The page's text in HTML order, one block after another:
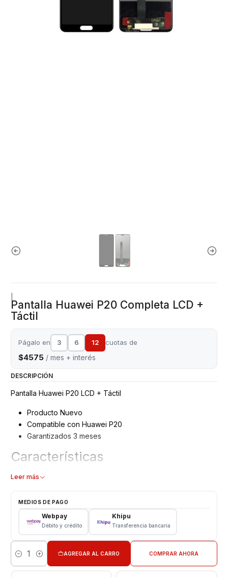
Pantalla Huawei P20 Completa LCD +
Táctil
Págalo en 3 6 12 cuotas de
$4575 / mes + interés
DESCRIPCIÓN
Pantalla Huawei P20 LCD + Táctil
Producto Nuevo
Compatible con Huawei P20
Garantizados 3 meses
Características
Pantalla Huawei
Valor NO Incluye Instalación
Somos VENTAS ELECTRONICAS
Leer más
MEDIOS DE PAGO
Webpay
Débito y crédito
Khipu
Transferencia bancaria
Cantidad
AGREGAR AL CARRO COMPRAR AHORA